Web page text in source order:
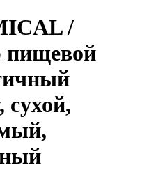
/
пищевой
сухой,